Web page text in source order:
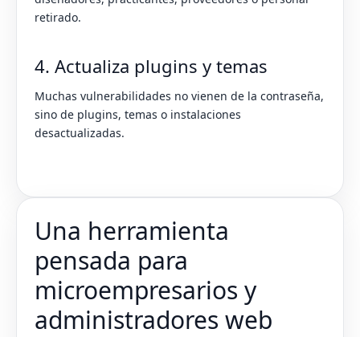
retirado.
4. Actualiza plugins y temas
Muchas vulnerabilidades no vienen de la contraseña,
sino de plugins, temas o instalaciones
desactualizadas.
Una herramienta
pensada para
microempresarios y
administradores web